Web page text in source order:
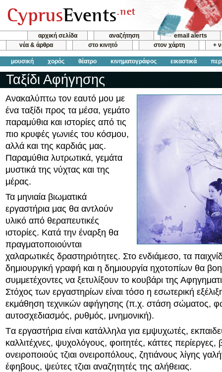
αρχική σελίδα αναζήτηση
email alerts
νέα & άρθρα
στο κινητό στον χάρτη +
μουσική χορός θέατρο κινηματογράφος εικαστικά
Ταξίδι Αφήγησης
Ανακαλύπτω τον εαυτό μου με
ένα ταξίδι προς τα μέσα, γεμάτο
παραμύθια και ιστορίες από τις
πιο κρυφές γωνιές του κόσμου,
αλλά και της καρδιάς μας.
Παραμύθια λυτρωτικά, γεμάτα
μυστικά της νύχτας και της
μέρας.
Τα μηνιαία βιωματικά
εργαστήρια μας θα αντλούν
υλικό από θεραπευτικές
ιστορίες. Κατά την έναρξη θα
πραγματοποιούνται
χαλαρωτικές δραστηριότητες. Στο ενδιάμεσο, τα
δημιουργική γραφή και η δημιουργία ηχοτοπίων θα
συμμετέχοντες να ξετυλίξουν το κουβάρι της
Στόχος των εργαστηρίων είναι τόσο η εσωτερική
εκμάθηση τεχνικών αφήγησης (π.χ. στάση σώματος,
αυτοσχεδιασμός, ρυθμός, μνημονική).
Tα εργαστήρια είναι κατάλληλα για εμψυχωτές,
καλλιτέχνες, ψυχολόγους, φοιτητές, κάττες περίεργες,
ονειροποιούς τζιαι ονειροπόλους, ζητιάνους λίγης
έφηβους, ψεύτες τζιαι αναζητητές της αλήθειας.